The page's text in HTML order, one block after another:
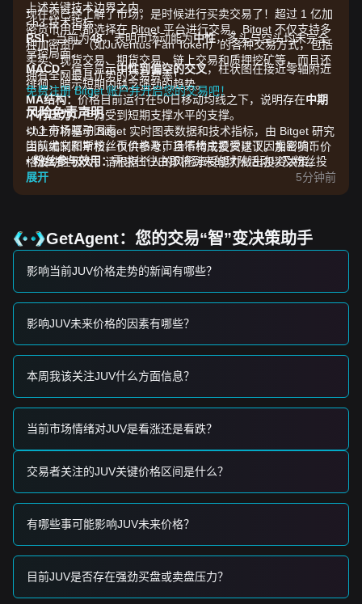
上述关键技术边界之内。
<h3 技术指标
RSI：当前为48，表明市场动能为中性，多头与空头均未完全
掌控局面。
MACD：信号显示中性到偏空的交叉，柱状图在接近零轴附近
徘徊，暗示短期内缺乏强劲的趋势。
MA结构： 价格目前运行在50日移动均线之下，说明存在中期
下行压力，但仍受到短期支撑水平的支撑。
<h3 市场驱动因素
当前尤文图斯粉丝币价格及市场情绪主要受以下因素影响：
•粉丝参与效用：需求往往由即将到来的球队活动以及粉丝投
票生态系统中提供的效用所驱动。
催化因素的到来，从而进行阶段性累积。
<h3 交易信号
基于当前的技术结构与市场动能，以下交易策略仅供参考：
• 如果JUV价格在$1.78上方伴随显著放量突破，可能确认新一
轮上行趋势的启动。
• 如果价格跌破$1.55，市场可能进入更深度的调整阶段，并可
<h3 买入策略
基于当前市场结构，建议采取以下策略：
<h4 保守型投资者
• 等待JUV价格回撤至$1.55附近支撑区域后分批买入。
• 或者，等待价格对$1.78阻力位的突破得到确认后，再在回踩
标价预计为$2.05。
<h4 长期投资者
• 只要市场维持在$1.50结构性支撑之上，长期筑底的过程仍保
持完整，有望迎来潜在修复。
现在您已经了解了市场，是时候进行买卖交易了！超过 1 亿加
密货币用户都选择在 Bitget 平台进行交易。Bitget 不仅支持多
种加密资产（如Juventus Fan Token）的各种交易方式，包括
买卖、现货交易、期货交易、链上交易和质押挖矿等，而且还
拥有全网最具优势的交易费率！
免费注册 Bitget 账户并开启您的交易吧！
风险免责声明
以上分析基于 Bitget 实时图表数据和技术指标，由 Bitget 研究
团队编制和审核，仅供参考，且不构成投资建议。加密货币价
格波动性极大，请根据个人的风险承受能力做出投资决策。
展开
5分钟前
GetAgent：您的交易“智”变决策助手
影响当前JUV价格走势的新闻有哪些？
影响JUV未来价格的因素有哪些？
本周我该关注JUV什么方面信息？
当前市场情绪对JUV是看涨还是看跌？
交易者关注的JUV关键价格区间是什么？
有哪些事可能影响JUV未来价格？
目前JUV是否存在强劲买盘或卖盘压力？